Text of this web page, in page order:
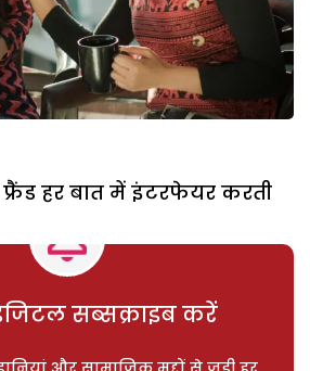
फ्रैंड हर बात में इंटरफेयर करती
सब्सक्राइब करें